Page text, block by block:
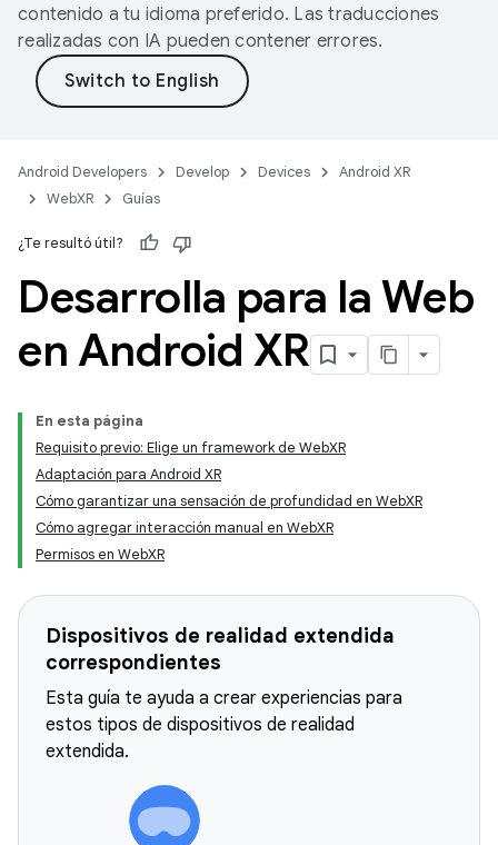
contenido a tu idioma preferido. Las traducciones
realizadas con IA pueden contener errores.
Android Developers Develop Devices
Android XR
WebXR
Guías
¿Te resultó útil?
Desarrolla para la Web
en Android XR
En esta página
Requisito previo: Elige un framework de WebXR
Adaptación para Android XR
Cómo garantizar una sensación de profundidad en WebXR
Cómo agregar interacción manual en WebXR
Permisos en WebXR
Dispositivos de realidad extendida
correspondientes
Esta guía te ayuda a crear experiencias para
estos tipos de dispositivos de realidad
extendida.